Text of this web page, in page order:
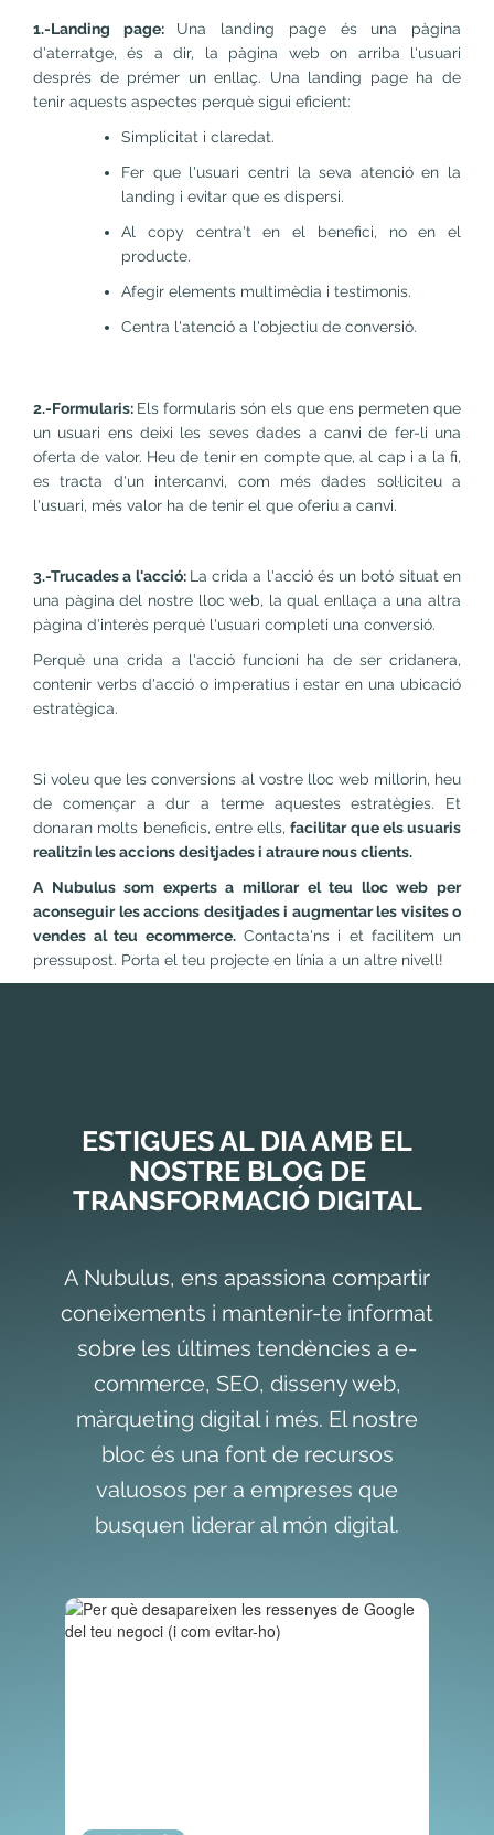
1.-Landing page: Una landing page és una pàgina
d'aterratge, és a dir, la pàgina web on arriba l'usuari
després de prémer un enllaç. Una landing page ha de
tenir aquests aspectes perquè sigui eficient:
Simplicitat i claredat.
Fer que l'usuari centri la seva atenció en la
landing i evitar que es dispersi.
Al copy centra't en el benefici, no en el
producte.
Afegir elements multimèdia i testimonis.
Centra l'atenció a l'objectiu de conversió.
2.-Formularis: Els formularis són els que ens permeten que
un usuari ens deixi les seves dades a canvi de fer-li una
oferta de valor. Heu de tenir en compte que, al cap i a la fi,
es tracta d'un intercanvi, com més dades sol·liciteu a
l'usuari, més valor ha de tenir el que oferiu a canvi.
3.-Trucades a l'acció: La crida a l'acció és un botó situat en
una pàgina del nostre lloc web, la qual enllaça a una altra
pàgina d'interès perquè l'usuari completi una conversió.
Perquè una crida a l'acció funcioni ha de ser cridanera,
contenir verbs d'acció o imperatius i estar en una ubicació
estratègica.
Si voleu que les conversions al vostre lloc web millorin, heu
de començar a dur a terme aquestes estratègies. Et
donaran molts beneficis, entre ells,facilitar que els usuaris
realitzin les accions desitjades i atraure nous clients.
A Nubulus som experts a millorar el teu lloc web per
aconseguir les accions desitjades i augmentar les visites o
vendes al teu ecommerce. Contacta'ns i et facilitem un
pressupost. Porta el teu projecte en línia a un altre nivell!
ESTIGUES AL DIA AMB EL
NOSTRE BLOG DE
TRANSFORMACIÓ DIGITAL
A Nubulus, ens apassiona compartir
coneixements i mantenir-te informat
sobre les últimes tendències a e-
commerce, SEO, disseny web,
màrqueting digital i més. El nostre
bloc és una font de recursos
valuosos per a empreses que
busquen liderar al món digital.